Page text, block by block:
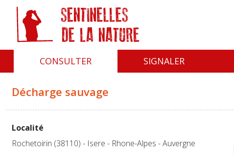
CONSULTER SIGNALER
Décharge sauvage
Localité
Rochetoirin (38110) - Isere - Rhone-Alpes - Auvergne
Panneau de gestion des cookies